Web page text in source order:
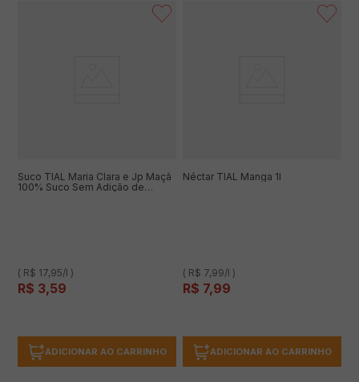
Suco TIAL Maria Clara e Jp Maçã
100% Suco Sem Adição de
( R$ 17,95/l )
R$ 3,59
ADICIONAR AO CARRINHO
Néctar TIAL Manga 1l
( R$ 7,99/l )
R$ 7,99
ADICIONAR AO CARRINHO